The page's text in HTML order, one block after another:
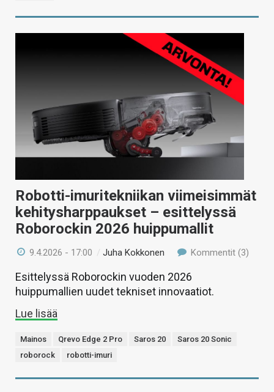
Robotti-imuritekniikan viimeisimmät
kehitysharppaukset – esittelyssä
Roborockin 2026 huippumallit
9.4.2026 - 17:00 /Juha Kokkonen Kommentit (3)
Esittelyssä Roborockin vuoden 2026
huippumallien uudet tekniset innovaatiot.
Lue lisää
Mainos Qrevo Edge 2 Pro Saros 20
Saros 20 Sonic
roborock
robotti-imuri